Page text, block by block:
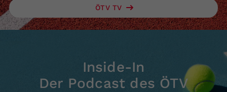
ÖTV TV
Inside-In
Der Podcast des ÖTV